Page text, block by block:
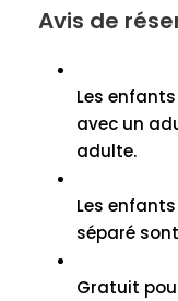
Avis de
Les
avec un
adulte.
Les
séparé
Gratuit